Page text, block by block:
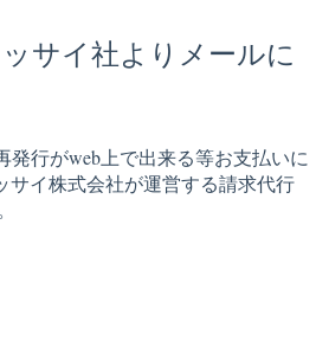
サイ社よりメールに
発行がweb上で出来る等お支払いに
イ株式会社が運営する請求代行